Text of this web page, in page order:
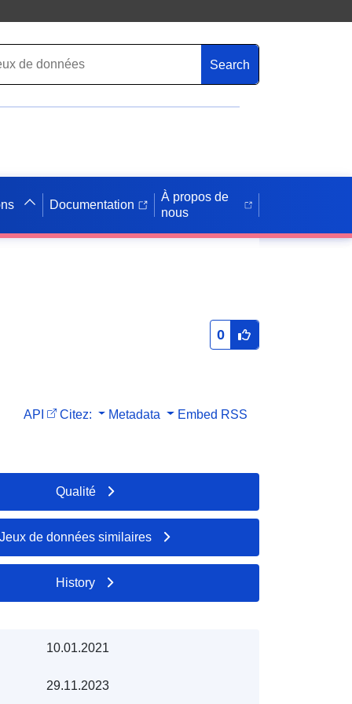
Search
Documentation
À propos de
nous
0
API Citez: Metadata Embed RSS
Qualité
Jeux de données similaires
History
10.01.2021
29.11.2023